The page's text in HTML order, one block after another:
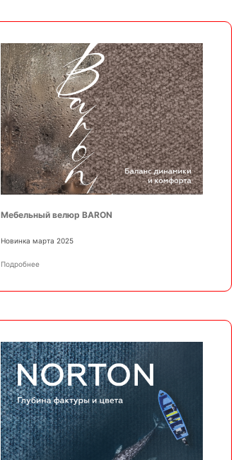
Мебельный велюр BARON
Новинка марта 2025
Подробнее